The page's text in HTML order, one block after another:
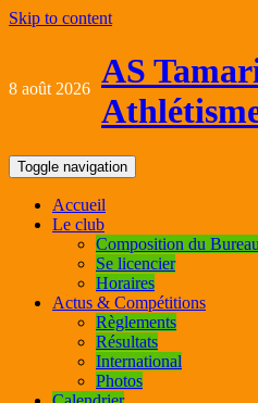
Skip to content
8 août 2026 AS
Toggle navigation
Accueil
Le club
Composition du Bureau
Se licencier
Horaires
Actus & Compétitions
Règlements
Résultats
International
Photos